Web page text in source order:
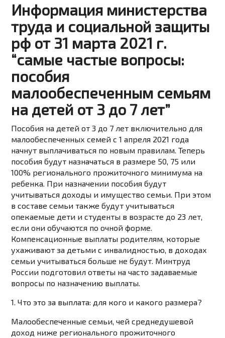
Информация министерства
труда и социальной защиты
рф от 31 марта 2021 г.
“самые частые вопросы:
пособия
малообеспеченным семьям
на детей от 3 до 7 лет”
Пособия на детей от 3 до 7 лет включительно для
малообеспеченных семей с 1 апреля 2021 года
начнут выплачиваться по новым правилам. Теперь
пособия будут назначаться в размере 50, 75 или
100% регионального прожиточного минимума на
ребенка. При назначении пособия будут
учитываться доходы и имущество семьи. При этом
в составе семьи также будут учитываться
опекаемые дети и студенты в возрасте до 23 лет,
если они обучаются по очной форме.
Компенсационные выплаты родителям, которые
ухаживают за детьми с инвалидностью, в доходах
семьи учитываться больше не будут. Минтруд
России подготовил ответы на часто задаваемые
вопросы по назначению выплаты.
1. Что это за выплата: для кого и какого размера?
Малообеспеченные семьи, чей среднедушевой
доход ниже регионального прожиточного